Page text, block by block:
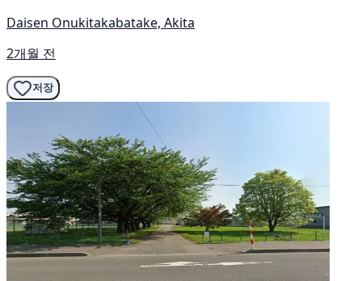
Daisen Onukitakabatake, Akita
2개월 전
저장